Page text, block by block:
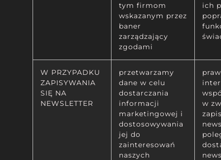
tym firmom
wskazanym przez
baner
zarządzający
zgodami
ich
W PRZYPADKU
ZAPISYWANIA
SIĘ NA
NEWSLETTER
przetwarzamy
dane w celu
dostarczania
informacji
marketingowej i
dostosowywania
jej do
zainteresowań
naszych
w